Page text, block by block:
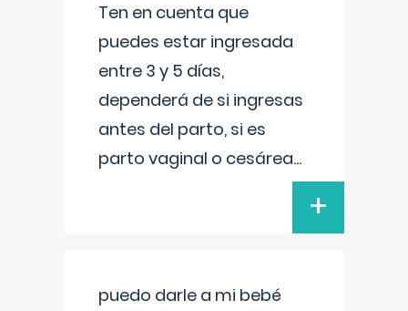
Ten en cuenta que
puedes estar ingresada
entre 3 y 5 días,
dependerá de si ingresas
antes del parto, si es
parto vaginal o cesárea...
+
puedo darle a mi bebé